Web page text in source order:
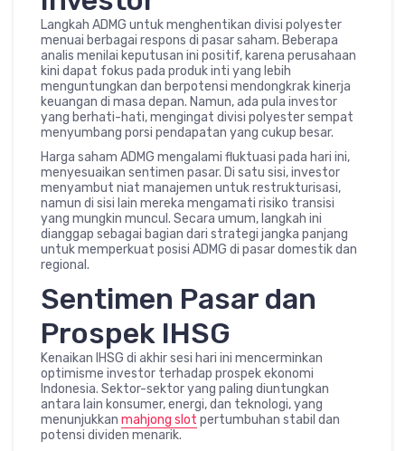
Langkah ADMG untuk menghentikan divisi polyester
menuai berbagai respons di pasar saham. Beberapa
analis menilai keputusan ini positif, karena perusahaan
kini dapat fokus pada produk inti yang lebih
menguntungkan dan berpotensi mendongkrak kinerja
keuangan di masa depan. Namun, ada pula investor
yang berhati-hati, mengingat divisi polyester sempat
menyumbang porsi pendapatan yang cukup besar.
Harga saham ADMG mengalami fluktuasi pada hari ini,
menyesuaikan sentimen pasar. Di satu sisi, investor
menyambut niat manajemen untuk restrukturisasi,
namun di sisi lain mereka mengamati risiko transisi
yang mungkin muncul. Secara umum, langkah ini
dianggap sebagai bagian dari strategi jangka panjang
untuk memperkuat posisi ADMG di pasar domestik dan
regional.
Sentimen Pasar dan
Prospek IHSG
Kenaikan IHSG di akhir sesi hari ini mencerminkan
optimisme investor terhadap prospek ekonomi
Indonesia. Sektor-sektor yang paling diuntungkan
antara lain konsumer, energi, dan teknologi, yang
menunjukkan mahjong slot pertumbuhan stabil dan
potensi dividen menarik.